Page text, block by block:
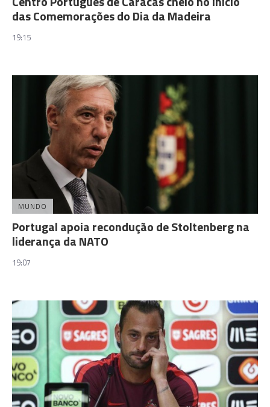
das Comemorações do Dia da Madeira
19:15
MUNDO
Portugal apoia recondução de Stoltenberg na
liderança da NATO
19:07